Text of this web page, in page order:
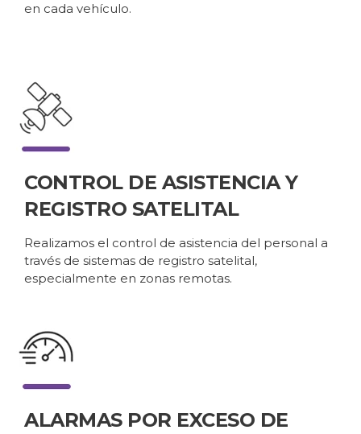
en cada vehículo.
CONTROL DE ASISTENCIA Y
REGISTRO SATELITAL
Realizamos el control de asistencia del personal a
través de sistemas de registro satelital,
especialmente en zonas remotas.
ALARMAS POR EXCESO DE